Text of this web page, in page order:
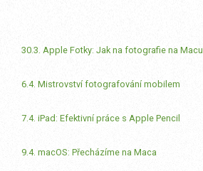
30.3. Apple Fotky: Jak na fotografie na Macu
6.4. Mistrovství fotografování mobilem
7.4. iPad: Efektivní práce s Apple Pencil
9.4. macOS: Přecházíme na Maca